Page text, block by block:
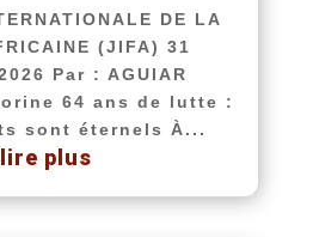
DE LA
(JIFA) 31
Par : AGUIAR
64 ans de lutte :
sont éternels À...
lire plus